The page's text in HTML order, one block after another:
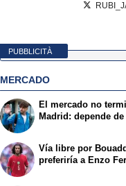
PUBBLICITÀ
MERCADO
El mercado no
Madrid: depende
Vía libre por
preferiría a Enzo